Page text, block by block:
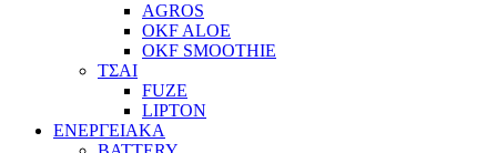
AGROS
OKF ALOE
OKF SMOOTHIE
ΤΣΑΙ
FUZE
LIPTON
ΕΝΕΡΓΕΙΑΚΑ